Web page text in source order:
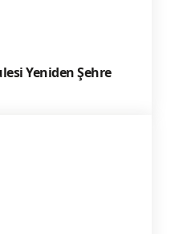
Yeniden Şehre